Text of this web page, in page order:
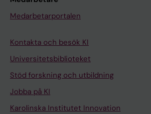
Medarbetarportalen
Kontakta och besök KI
Universitetsbiblioteket
Stöd forskning och utbildning
Jobba på KI
Karolinska Institutet Innovation